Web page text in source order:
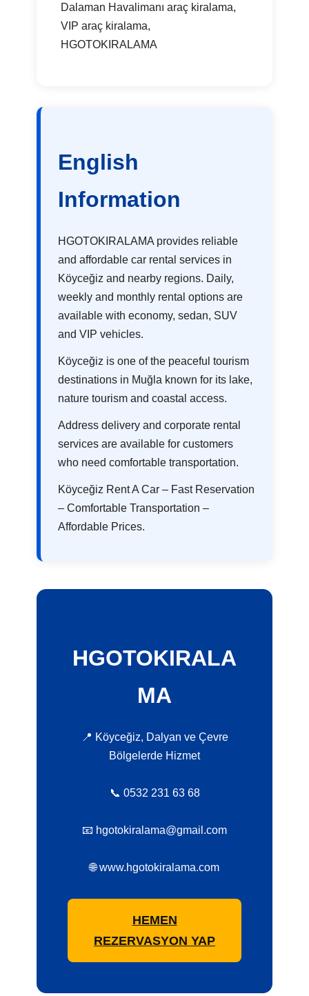
Dalaman Havalimanı araç kiralama,
VIP araç kiralama,
HGOTOKIRALAMA
English
Information
HGOTOKIRALAMA provides reliable
and affordable car rental services in
Köyceğiz and nearby regions. Daily,
weekly and monthly rental options are
available with economy, sedan, SUV
and VIP vehicles.
Köyceğiz is one of the peaceful tourism
destinations in Muğla known for its lake,
nature tourism and coastal access.
Address delivery and corporate rental
services are available for customers
who need comfortable transportation.
Köyceğiz Rent A Car – Fast Reservation
– Comfortable Transportation –
Affordable Prices.
HGOTOKIRALA
MA
📍 Köyceğiz, Dalyan ve Çevre
Bölgelerde Hizmet
📞 0532 231 63 68
📧 hgotokiralama@gmail.com
🌐 www.hgotokiralama.com
HEMEN
REZERVASYON YAP